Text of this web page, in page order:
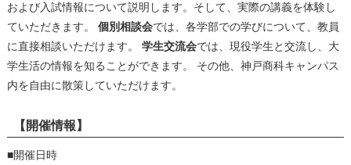
および入試情報について説明します。そして、実際の講義を体験し
ていただきます。 個別相談会では、各学部での学びについて、教員
に直接相談いただけます。 学生交流会では、現役学生と交流し、大
学生活の情報を知ることができます。 その他、神戸商科キャンパス
内を自由に散策していただけます。
【開催情報】
■開催日時